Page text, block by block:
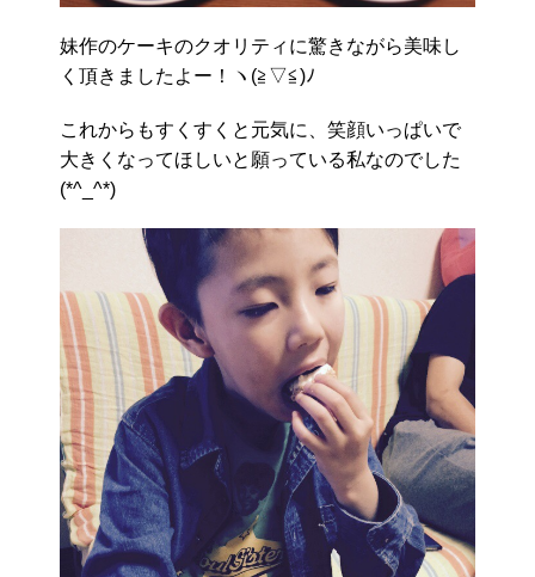
妹作のケーキのクオリティに驚きながら美味し
く頂きましたよー！ヽ(≧▽≦)ﾉ
これからもすくすくと元気に、笑顔いっぱいで
大きくなってほしいと願っている私なのでした
(*^_^*)